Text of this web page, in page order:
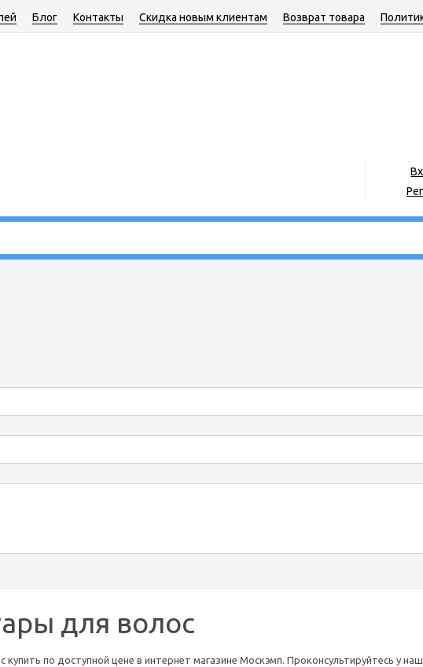
Блог Контакты Скидка новым клиентам Возврат товара
для волос
купить по доступной цене в интернет магазине Москэмп. Проконсультируйтесь у